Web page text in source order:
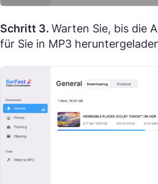
Schritt 3. Warten Sie, bis die
für Sie in MP3